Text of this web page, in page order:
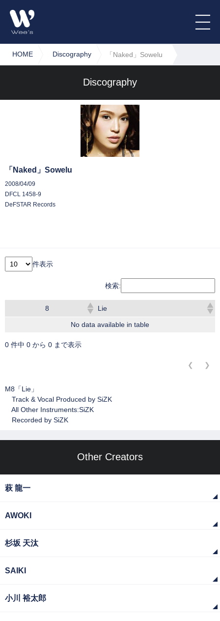
HOME Discography 「Naked」Sowelu
Discography
「Naked」Sowelu
2008/04/09
DFCL 1458-9
DeFSTAR Records
件表示
検索:
8 Lie
No data available in table
0 件中 0 から 0 まで表示
❮ ❯
M8「Lie」
Track & Vocal Produced by SiZK
All Other Instruments:SiZK
Recorded by SiZK
Other Creators
萩 龍一
AWOKI
杉坂 天汰
SAIKI
小川 裕太郎